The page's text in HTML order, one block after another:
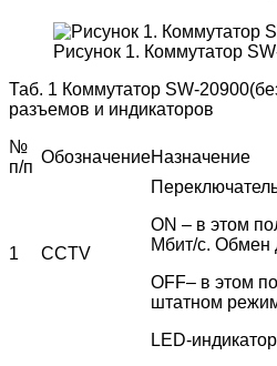
Рисунок 1. Коммутатор
Таб. 1 Коммутатор SW-
разъемов и индикаторов
№
п/п
ОбозначениеНазначение
1 CCTV
ON – в этом
Мбит/с. Обмен
OFF– в этом
штатном
LED-